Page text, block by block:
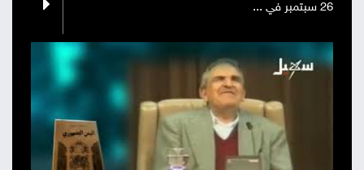
26 سبتمبر في ...